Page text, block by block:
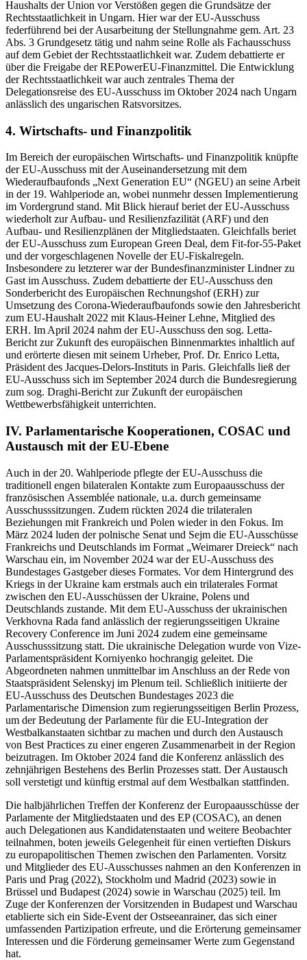
Haushalts der Union vor Verstößen gegen die Grundsätze der
Rechtsstaatlichkeit in Ungarn. Hier war der EU-Ausschuss
federführend bei der Ausarbeitung der Stellungnahme gem. Art. 23
Abs. 3 Grundgesetz tätig und nahm seine Rolle als Fachausschuss
auf dem Gebiet der Rechtsstaatlichkeit war. Zudem debattierte er
über die Freigabe derREPowerEU-Finanzmittel. Die Entwicklung
der Rechtsstaatlichkeit war auch zentrales Thema der
Delegationsreise des EU-Ausschuss im Oktober 2024 nach Ungarn
anlässlich des ungarischen Ratsvorsitzes.
4. Wirtschafts- und Finanzpolitik
Im Bereich der europäischen Wirtschafts- und Finanzpolitik knüpfte
der EU-Ausschuss mit der Auseinandersetzung mit dem
Wiederaufbaufonds „Next Generation EU“ (NGEU) an seine Arbeit
in der 19. Wahlperiode an, wobei nunmehr dessen Implementierung
im Vordergrund stand. Mit Blick hierauf beriet der EU-Ausschuss
wiederholt zur Aufbau- und Resilienzfazilität (ARF) und den
Aufbau- und Resilienzplänen der Mitgliedstaaten. Gleichfalls beriet
der EU-Ausschuss zum European Green Deal, dem Fit-for-55-Paket
und der vorgeschlagenen Novelle der EU-Fiskalregeln.
Insbesondere zu letzterer war der Bundesfinanzminister Lindner zu
Gast im Ausschuss. Zudem debattierte der EU-Ausschuss den
Sonderbericht des Europäischen Rechnungshof (ERH) zur
Umsetzung des Corona-Wiederaufbaufonds sowie den Jahresbericht
zum EU-Haushalt 2022 mit Klaus-Heiner Lehne, Mitglied des
ERH. Im April 2024 nahm der EU-Ausschuss den sog. Letta-
Bericht zur Zukunft des europäischen Binnenmarktes inhaltlich auf
und erörterte diesen mit seinem Urheber, Prof. Dr. Enrico Letta,
Präsident des Jacques-Delors-Instituts in Paris. Gleichfalls ließ der
EU-Ausschuss sich im September 2024 durch die Bundesregierung
zum sog. Draghi-Bericht zur Zukunft der europäischen
Wettbewerbsfähigkeit unterrichten.
IV. Parlamentarische Kooperationen, COSAC und
Austausch mit der EU-Ebene
Auch in der 20. Wahlperiode pflegte der EU-Ausschuss die
traditionell engen bilateralen Kontakte zum Europaausschuss der
französischen Assemblée nationale, u.a. durch gemeinsame
Ausschusssitzungen. Zudem rückten 2024 die trilateralen
Beziehungen mit Frankreich und Polen wieder in den Fokus. Im
März 2024 luden der polnische Senat und Sejm die EU-Ausschüsse
Frankreichs und Deutschlands im Format „Weimarer Dreieck“ nach
Warschau ein, im November 2024 war der EU-Ausschuss des
Bundestages Gastgeber dieses Formates. Vor dem Hintergrund des
Kriegs in der Ukraine kam erstmals auch ein trilaterales Format
zwischen den EU-Ausschüssen der Ukraine, Polens und
Deutschlands zustande. Mit dem EU-Ausschuss der ukrainischen
Verkhovna Rada fand anlässlich der regierungsseitigen Ukraine
Recovery Conference im Juni 2024 zudem eine gemeinsame
Ausschusssitzung statt. Die ukrainische Delegation wurde von Vize-
Parlamentspräsident Korniyenko hochrangig geleitet. Die
Abgeordneten nahmen unmittelbar im Anschluss an der Rede von
Staatspräsident Selenskyj im Plenum teil. Schließlich initiierte der
EU-Ausschuss des Deutschen Bundestages 2023 die
Parlamentarische Dimension zum regierungsseitigen Berlin Prozess,
um der Bedeutung der Parlamente für die EU-Integration der
Westbalkanstaaten sichtbar zu machen und durch den Austausch
von Best Practices zu einer engeren Zusammenarbeit in der Region
beizutragen. Im Oktober 2024 fand die Konferenz anlässlich des
zehnjährigen Bestehens des Berlin Prozesses statt. Der Austausch
soll verstetigt und künftig erstmal auf dem Westbalkan stattfinden.
Die halbjährlichen Treffen der Konferenz der Europaausschüsse der
Parlamente der Mitgliedstaaten und des EP (COSAC), an denen
auch Delegationen aus Kandidatenstaaten und weitere Beobachter
teilnahmen, boten jeweils Gelegenheit für einen vertieften Diskurs
zu europapolitischen Themen zwischen den Parlamenten. Vorsitz
und Mitglieder des EU-Ausschusses nahmen an den Konferenzen in
Paris und Prag (2022), Stockholm und Madrid (2023) sowie in
Brüssel und Budapest (2024) sowie in Warschau (2025) teil. Im
Zuge der Konferenzen der Vorsitzenden in Budapest und Warschau
etablierte sich ein Side-Event der Ostseeanrainer, das sich einer
umfassenden Partizipation erfreute, und die Erörterung gemeinsamer
Interessen und die Förderung gemeinsamer Werte zum Gegenstand
hat.